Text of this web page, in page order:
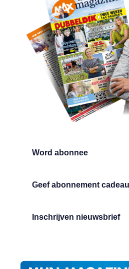
Word abonnee
Geef abonnement cadeau
Inschrijven nieuwsbrief